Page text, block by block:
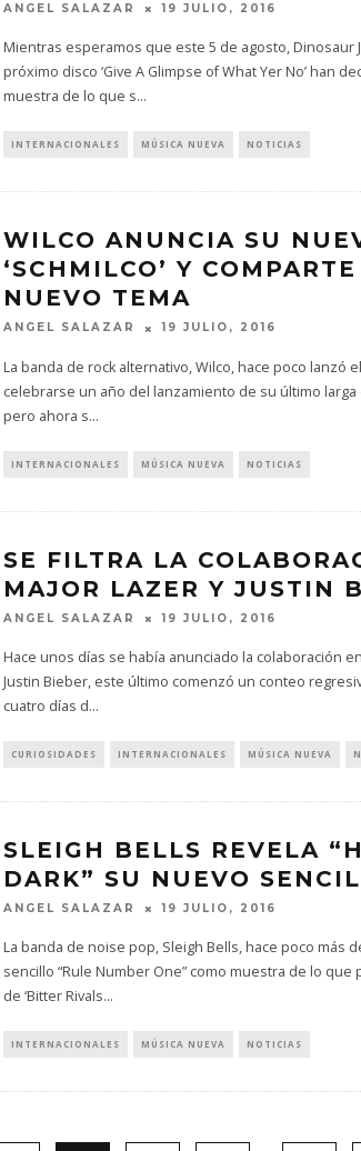
ANGEL SALAZAR 19 JULIO, 2016
Mientras esperamos que este 5 de agosto, Dinosaur
próximo disco ‘Give A Glimpse of What Yer No’ han
muestra de lo que s...
INTERNACIONALES MÚSICA NUEVA NOTICIAS
WILCO ANUNCIA SU
‘SCHMILCO’ Y
NUEVO TEMA
ANGEL SALAZAR 19 JULIO, 2016
La banda de rock alternativo, Wilco, hace poco lanzó el
celebrarse un año del lanzamiento de su último larga
pero ahora s...
INTERNACIONALES MÚSICA NUEVA NOTICIAS
SE FILTRA LA
MAJOR LAZER Y JUSTIN
ANGEL SALAZAR 19 JULIO, 2016
Hace unos días se había anunciado la colaboración
Justin Bieber, este último comenzó un conteo
cuatro días d...
CURIOSIDADES INTERNACIONALES MÚSICA NUEVA
SLEIGH BELLS REVELA
DARK” SU NUEVO
ANGEL SALAZAR 19 JULIO, 2016
La banda de noise pop, Sleigh Bells, hace poco más
sencillo “Rule Number One” como muestra de lo
de ‘Bitter Rivals...
INTERNACIONALES MÚSICA NUEVA NOTICIAS